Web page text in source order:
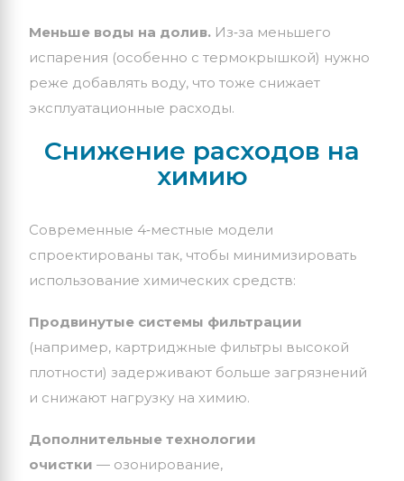
Меньше воды на долив. Из‑за меньшего
испарения (особенно с термокрышкой) нужно
реже добавлять воду, что тоже снижает
эксплуатационные расходы.
Снижение расходов на
химию
Современные 4‑местные модели
спроектированы так, чтобы минимизировать
использование химических средств:
Продвинутые системы фильтрации
(например, картриджные фильтры высокой
плотности) задерживают больше загрязнений
и снижают нагрузку на химию.
Дополнительные технологии
очистки — озонирование,